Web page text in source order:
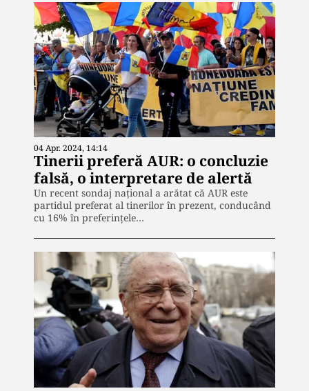
04 Apr. 2024, 14:14
Tinerii preferă AUR: o concluzie
falsă, o interpretare de alertă
Un recent sondaj național a arătat că AUR este
partidul preferat al tinerilor în prezent, conducând
cu 16% în preferințele…